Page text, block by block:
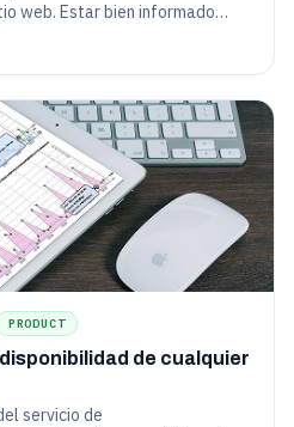
web. Estar bien informado
el servicio de monitoreo
PRODUCT
de cualquier
servicio de